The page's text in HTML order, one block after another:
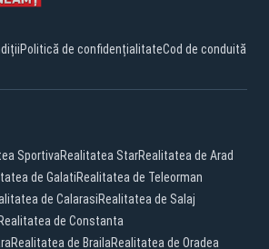
Politică de confidențialitateCod de conduită
SportivaRealitatea StarRealitatea de Arad
de GalatiRealitatea de Teleorman
de CalarasiRealitatea de Salaj
Realitatea de Constanta
Realitatea de BrailaRealitatea de Oradea